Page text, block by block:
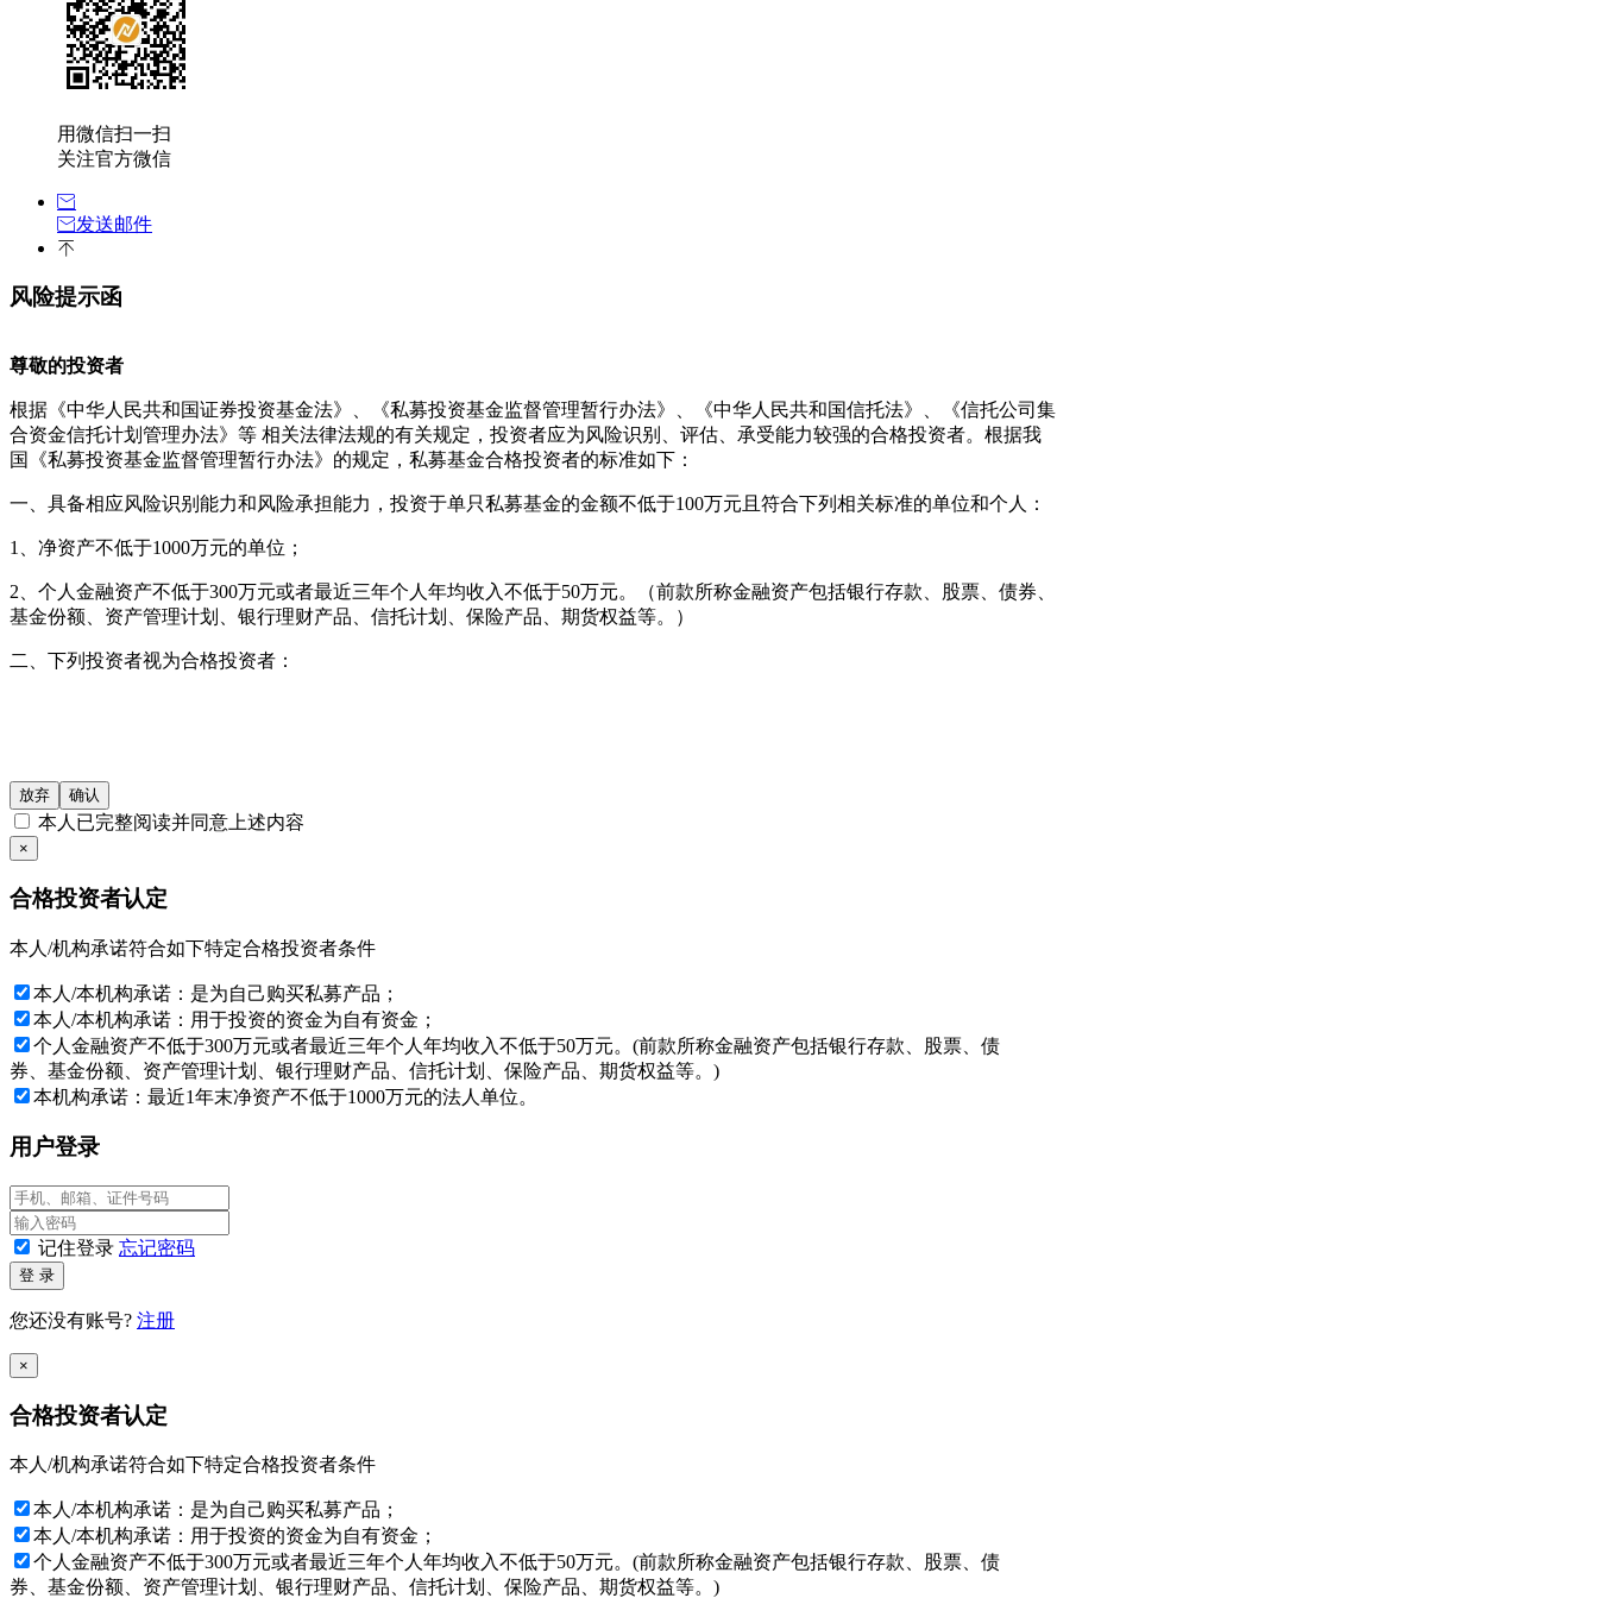
用微信扫一扫
关注官方微信
发送邮件
风险提示函
尊敬的投资者
根据《中华人民共和国证券投资基金法》、《私募投资基金监督管理暂行办法》、《中华人民共和国信托法》、《信托公司集
合资金信托计划管理办法》等 相关法律法规的有关规定，投资者应为风险识别、评估、承受能力较强的合格投资者。根据我
国《私募投资基金监督管理暂行办法》的规定，私募基金合格投资者的标准如下：
一、具备相应风险识别能力和风险承担能力，投资于单只私募基金的金额不低于100万元且符合下列相关标准的单位和个人：
1、净资产不低于1000万元的单位；
2、个人金融资产不低于300万元或者最近三年个人年均收入不低于50万元。（前款所称金融资产包括银行存款、股票、债券、
基金份额、资产管理计划、银行理财产品、信托计划、保险产品、期货权益等。）
二、下列投资者视为合格投资者：
3、投资于所管理私募基金的私募基金管理人及其从业人员；
4、中国证监会规定的其他投资者。
仔细审阅相关金融产品的合同文件等以了解其风险因素, 或寻求专业的投资顾问的建议。
基金产品净值可能会有较大的波动, 并可能在短时间内大幅下跌, 并造成投资者损失部分或全部投资金额。您应确保有关投资产
目标。
投资产品的价格及其收益存在涨跌变动, 而过往的产品业绩数据并不预示其未来的表现, 投资者不应依赖本网站所提供的数据做
出投资决策, 否则由投资者自行承担所有风险。
本网站所载的各种信息和数据等是我们认为合法或已公开的信息，仅代表银国达资产于发布当日的分析、推测与判断。在任何
情况下，文中信息不构成任何投资建议，广州市银国达资产对此不提供任何担保。
如果确认您或您所代表的机构是一名“私募基金合格投资者”，并将遵守适用的有关法规请点击"确认"键以继续浏览本公司网
站。如您不同意任何有关条款，请按“放弃”键。
与本网站所载资料有关的所有版权、专利权、知识产权及其他产权均为本公司所有。
特别提示：投资者应签署本风险揭示书，表明已经理解并愿意自行承担接受证券投资顾问服务的风险和损失。
2026年08月07日
放弃 确认
本人已完整阅读并同意上述内容
×
合格投资者认定
本人/机构承诺符合如下特定合格投资者条件
本人/本机构承诺：是为自己购买私募产品；
本人/本机构承诺：用于投资的资金为自有资金；
个人金融资产不低于300万元或者最近三年个人年均收入不低于50万元。(前款所称金融资产包括银行存款、股票、债
券、基金份额、资产管理计划、银行理财产品、信托计划、保险产品、期货权益等。)
本机构承诺：最近1年末净资产不低于1000万元的法人单位。
用户登录
记住登录 忘记密码
登 录
您还没有账号? 注册
×
合格投资者认定
本人/机构承诺符合如下特定合格投资者条件
本人/本机构承诺：是为自己购买私募产品；
本人/本机构承诺：用于投资的资金为自有资金；
个人金融资产不低于300万元或者最近三年个人年均收入不低于50万元。(前款所称金融资产包括银行存款、股票、债
券、基金份额、资产管理计划、银行理财产品、信托计划、保险产品、期货权益等。)